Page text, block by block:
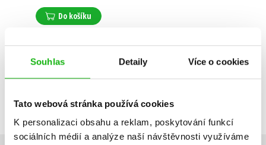
Souhlas Detaily Více o cookies
Tato webová stránka používá cookies
K personalizaci obsahu a reklam, poskytování funkcí
sociálních médií a analýze naší návštěvnosti využíváme
Do košíku
Zobrazuji 1 až 1 z celkem 1 záznamů
Předchozí 1 Další